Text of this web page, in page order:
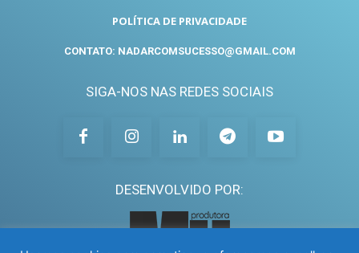
POLÍTICA DE PRIVACIDADE
CONTATO: NADARCOMSUCESSO@GMAIL.COM
SIGA-NOS NAS REDES SOCIAIS
DESENVOLVIDO POR: